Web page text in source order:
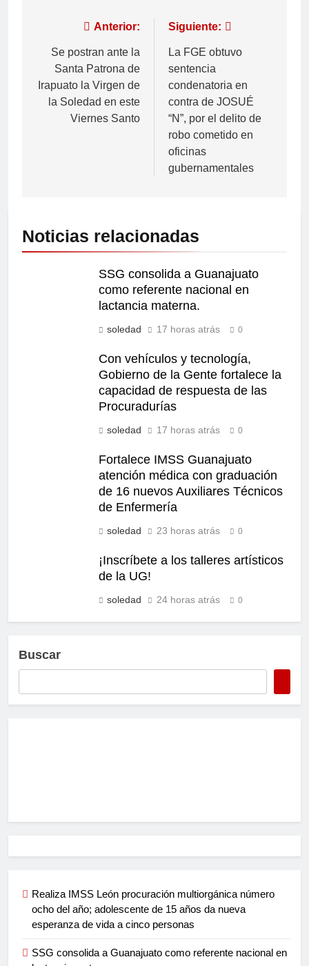
Anterior:
Se postran ante la
Santa Patrona de
Irapuato la Virgen de
la Soledad en este
Viernes Santo
Siguiente:
La FGE obtuvo
sentencia
condenatoria en
contra de JOSUÉ
“N”, por el delito de
robo cometido en
oficinas
gubernamentales
Noticias relacionadas
SSG consolida a Guanajuato
como referente nacional en
lactancia materna.
soledad 17 horas atrás 0
Con vehículos y tecnología,
Gobierno de la Gente fortalece la
capacidad de respuesta de las
Procuradurías
soledad 17 horas atrás 0
Fortalece IMSS Guanajuato
atención médica con graduación
de 16 nuevos Auxiliares Técnicos
de Enfermería
soledad 23 horas atrás 0
¡Inscríbete a los talleres artísticos
de la UG!
soledad 24 horas atrás 0
Buscar
Realiza IMSS León procuración multiorgánica número
ocho del año; adolescente de 15 años da nueva
esperanza de vida a cinco personas
SSG consolida a Guanajuato como referente nacional en